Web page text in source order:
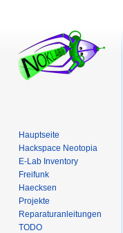
Hauptseite
Hackspace Neotopia
E-Lab Inventory
Freifunk
Haecksen
Projekte
Reparaturanleitungen
TODO